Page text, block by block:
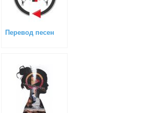
Перевод песен